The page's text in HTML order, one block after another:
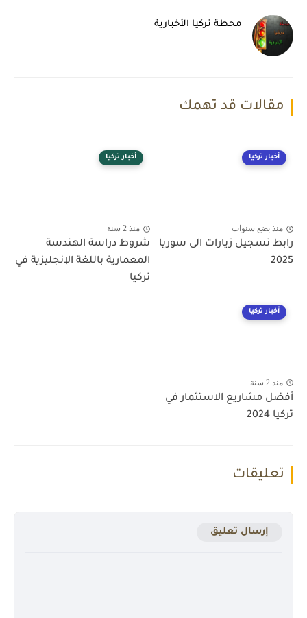
محطة تركيا الأخبارية
مقالات قد تهمك
أخبار تركيا
منذ بضع سنوات
رابط تسجيل زيارات الى سوريا
2025
أخبار تركيا
منذ 2 سنة
شروط دراسة الهندسة
المعمارية باللغة الإنجليزية في
تركيا
أخبار تركيا
منذ 2 سنة
أفضل مشاريع الاستثمار في
تركيا 2024
تعليقات
إرسال تعليق